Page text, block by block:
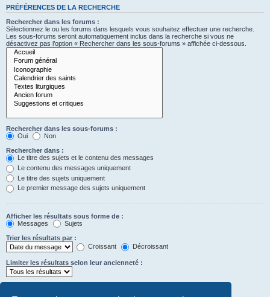
PRÉFÉRENCES DE LA RECHERCHE
Rechercher dans les forums :
Sélectionnez le ou les forums dans lesquels vous souhaitez effectuer une recherche.
Les sous-forums seront automatiquement inclus dans la recherche si vous ne
désactivez pas l’option « Rechercher dans les sous-forums » affichée ci-dessous.
Rechercher dans les sous-forums :
Oui
Non
Rechercher dans :
Le titre des sujets et le contenu des messages
Le contenu des messages uniquement
Le titre des sujets uniquement
Le premier message des sujets uniquement
Afficher les résultats sous forme de :
Messages
Sujets
Trier les résultats par :
Croissant
Décroissant
Limiter les résultats selon leur ancienneté :